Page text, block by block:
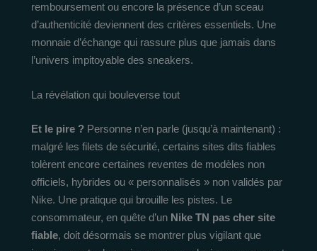
remboursement ou encore la présence d’un sceau
d’authenticité deviennent des critères essentiels. Une
monnaie d’échange qui rassure plus que jamais dans
l’univers impitoyable des sneakers.
La révélation qui bouleverse tout
Et le pire ? Personne n’en parle (jusqu’à maintenant) :
malgré les filets de sécurité, certains sites dits fiables
tolèrent encore certaines reventes de modèles non
officiels, hybrides ou « personnalisés » non validés par
Nike. Une pratique qui brouille les pistes. Le
consommateur, en quête d’un Nike TN pas cher site
fiable, doit désormais se montrer plus vigilant que